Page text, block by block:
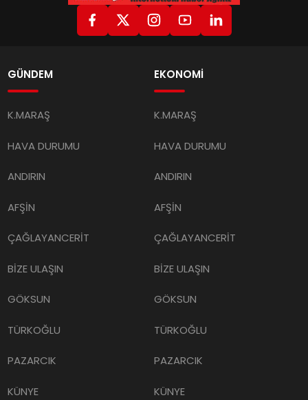
GÜNDEM
K.MARAŞ
HAVA DURUMU
ANDIRIN
AFŞİN
ÇAĞLAYANCERİT
BİZE ULAŞIN
GÖKSUN
TÜRKOĞLU
PAZARCIK
KÜNYE
EKONOMİ
K.MARAŞ
HAVA DURUMU
ANDIRIN
AFŞİN
ÇAĞLAYANCERİT
BİZE ULAŞIN
GÖKSUN
TÜRKOĞLU
PAZARCIK
KÜNYE